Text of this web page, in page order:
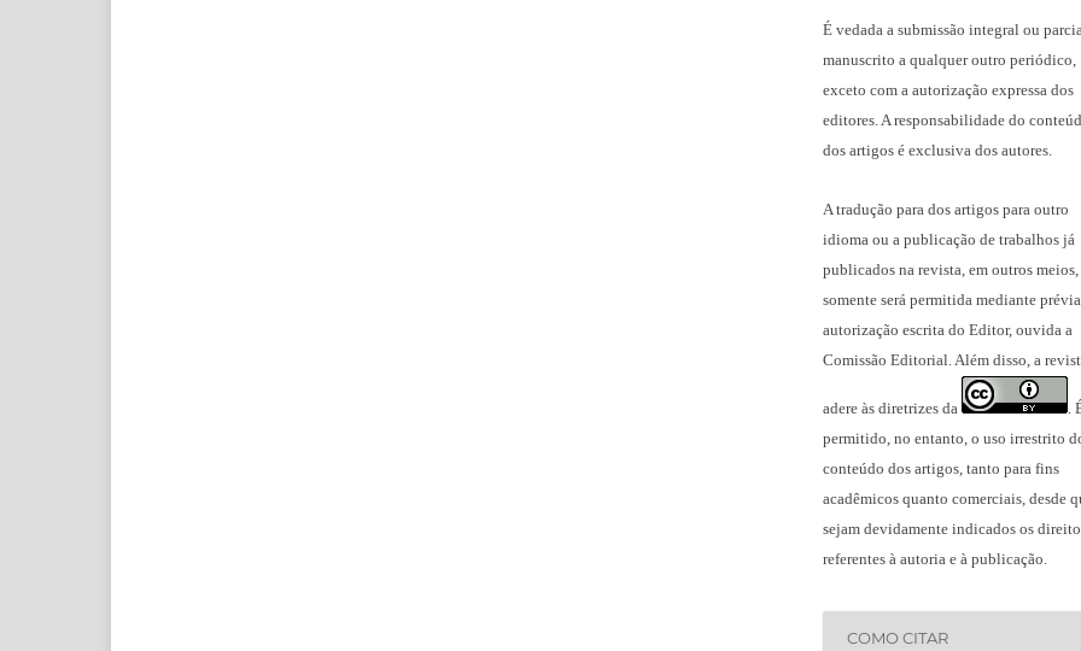
É vedada a submissão integral ou
manuscrito a qualquer outro periódico,
exceto com a autorização expressa dos
editores. A responsabilidade do
dos artigos é exclusiva dos autores.
A tradução para dos artigos para outro
idioma ou a publicação de trabalhos já
publicados na revista, em outros meios,
somente será permitida mediante prévia
autorização escrita do Editor, ouvida a
Comissão Editorial. Além disso, a
adere às diretrizes da
permitido, no entanto, o uso irrestrito
conteúdo dos artigos, tanto para fins
acadêmicos quanto comerciais, desde
sejam devidamente indicados os
referentes à autoria e à publicação.
COMO CITAR